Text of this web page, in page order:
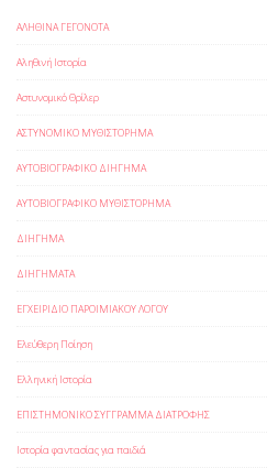
ΑΛΗΘΙΝΑ ΓΕΓΟΝΟΤΑ
Αληθινή Ιστορία
Αστυνομικό Θρίλερ
ΑΣΤΥΝΟΜΙΚΟ ΜΥΘΙΣΤΟΡΗΜΑ
ΑΥΤΟΒΙΟΓΡΑΦΙΚΟ ΔΙΗΓΗΜΑ
ΑΥΤΟΒΙΟΓΡΑΦΙΚΟ ΜΥΘΙΣΤΟΡΗΜΑ
ΔΙΗΓΗΜΑ
ΔΙΗΓΗΜΑΤΑ
ΕΓΧΕΙΡΙΔΙΟ ΠΑΡΟΙΜΙΑΚΟΥ ΛΟΓΟΥ
Ελεύθερη Ποίηση
Ελληνική Ιστορία
ΕΠΙΣΤΗΜΟΝΙΚΟ ΣΥΓΓΡΑΜΜΑ ΔΙΑΤΡΟΦΗΣ
Ιστορία φαντασίας για παιδιά